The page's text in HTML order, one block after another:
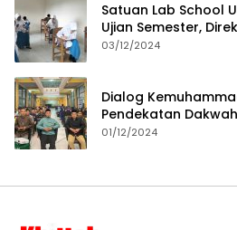
Satuan Lab School
Ujian Semester,
Proses Pembelajaran
03/12/2024
Dialog
Pendekatan
01/12/2024